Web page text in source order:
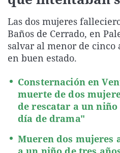
Las dos mujeres
Baños de Cerrado, en
salvar al menor de cinco
en buen estado.
Consternación en
muerte de dos
de rescatar a un niño
día de drama"
Mueren dos mujeres